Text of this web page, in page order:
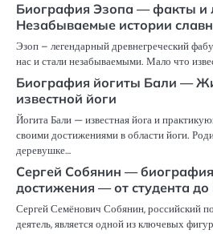
Биография Эзопа — факты и
Незабываемые истории
Эзоп – легендарный древнегреческий
нас и стали незабываемыми. Мало что
Биография йогиты Бали —
известной йоги
Йогита Бали — известная йога и
своими достижениями в области йоги.
деревушке…
Сергей Собянин —
достижения — от студента
Сергей Семёнович Собянин, российский
деятель, является одной из ключевых